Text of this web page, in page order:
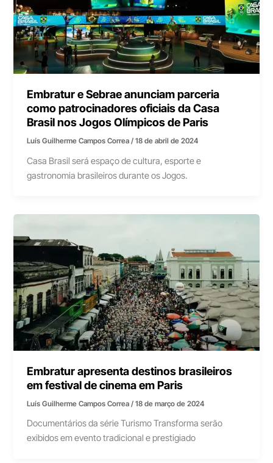
Embratur e Sebrae anunciam parceria
como patrocinadores oficiais da Casa
Brasil nos Jogos Olímpicos de Paris
Luís Guilherme Campos Correa/18 de abril de 2024
Casa Brasil será espaço de cultura, esporte e
gastronomia brasileiros durante os Jogos.
Embratur apresenta destinos brasileiros
em festival de cinema em Paris
Luís Guilherme Campos Correa/18 de março de 2024
Documentários da série Turismo Transforma serão
exibidos em evento tradicional e prestigiado